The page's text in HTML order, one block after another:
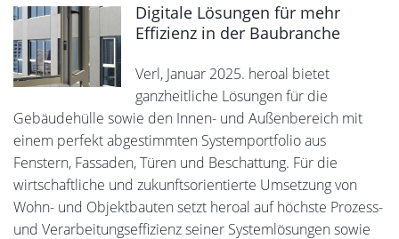
Digitale Lösungen für mehr
Effizienz in der Baubranche
Verl, Januar 2025. heroal bietet
ganzheitliche Lösungen für die
Gebäudehülle sowie den Innen- und Außenbereich mit
einem perfekt abgestimmten Systemportfolio aus
Fenstern, Fassaden, Türen und Beschattung. Für die
wirtschaftliche und zukunftsorientierte Umsetzung von
Wohn- und Objektbauten setzt heroal auf höchste Prozess-
und Verarbeitungseffizienz seiner Systemlösungen sowie